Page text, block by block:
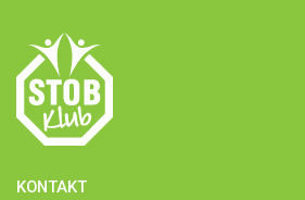
KONTAKT